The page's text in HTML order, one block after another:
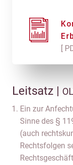
[
Leitsatz |
Ein zur
Sinne des §
(auch
Rechtsfolgen